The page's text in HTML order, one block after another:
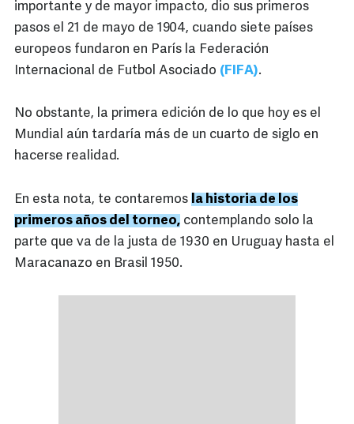
importante y de mayor impacto, dio sus primeros
pasos el 21 de mayo de 1904, cuando siete países
europeos fundaron en París la Federación
Internacional de Futbol Asociado (FIFA).
No obstante, la primera edición de lo que hoy es el
Mundial aún tardaría más de un cuarto de siglo en
hacerse realidad.
En esta nota, te contaremos la historia de los
primeros años del torneo, contemplando solo la
parte que va de la justa de 1930 en Uruguay hasta el
Maracanazo en Brasil 1950.